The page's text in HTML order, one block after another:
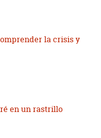
la crisis y
en un rastrillo